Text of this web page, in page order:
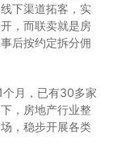
下渠道拓客，实
，而联卖就是房
后按约定拆分佣
个月，已有30多家
，房地产行业整
，稳步开展各类